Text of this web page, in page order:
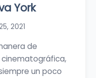
York
2021
de
cinematográfica,
un poco